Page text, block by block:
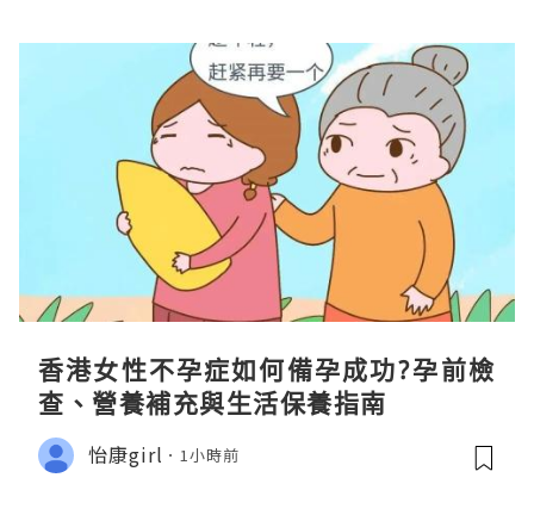
香港女性不孕症如何備孕成功?孕前檢
查、營養補充與生活保養指南
怡康girl 1小時前